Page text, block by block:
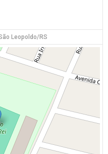
Leopoldo/RS